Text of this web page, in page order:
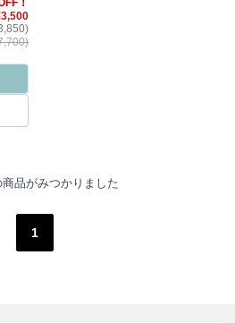
！
商品がみつかりました
1